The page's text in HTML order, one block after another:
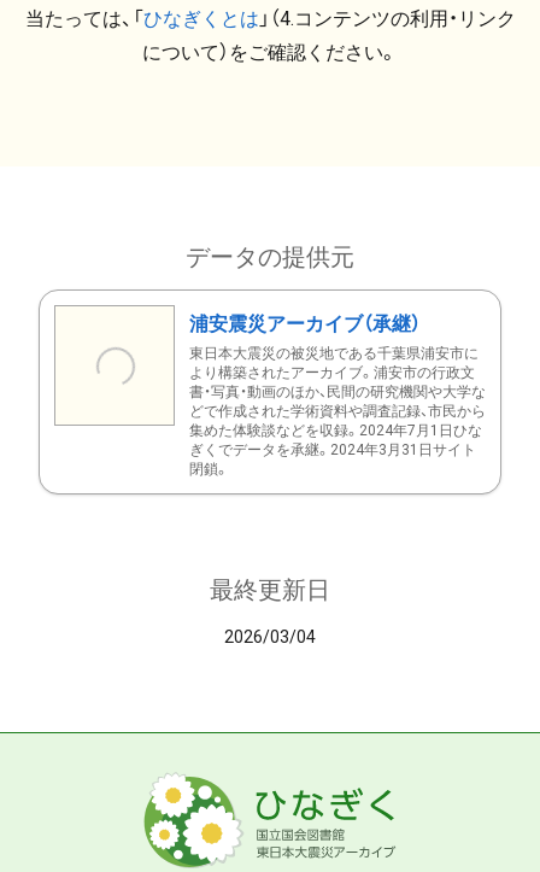
当たっては、「ひなぎくとは 」（4.コンテンツの利用・リンク
について）をご確認ください。
データの提供元
浦安震災アーカイブ（承継）
東日本大震災の被災地である千葉県浦安市に
より構築されたアーカイブ。浦安市の行政文
書・写真・動画のほか、民間の研究機関や大学な
どで作成された学術資料や調査記録、市民から
集めた体験談などを収録。2024年7月1日ひな
ぎくでデータを承継。2024年3月31日サイト
閉鎖。
最終更新日
2026/03/04